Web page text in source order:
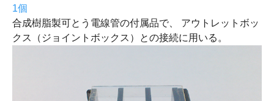
1個
合成樹脂製可とう電線管の付属品で、 アウトレットボッ
クス（ジョイントボックス）との接続に用いる。